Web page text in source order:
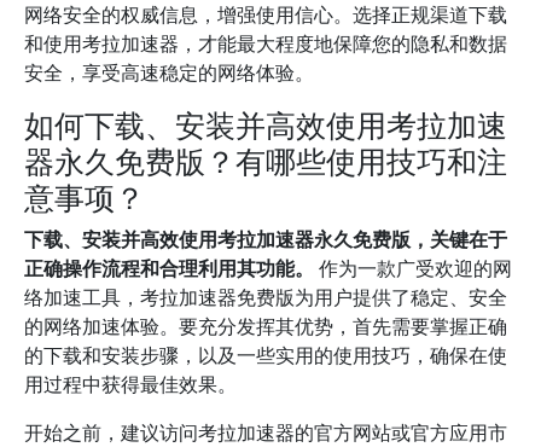
网络安全的权威信息，增强使用信心。选择正规渠道下载
和使用考拉加速器，才能最大程度地保障您的隐私和数据
安全，享受高速稳定的网络体验。
如何下载、安装并高效使用考拉加速
器永久免费版？有哪些使用技巧和注
意事项？
下载、安装并高效使用考拉加速器永久免费版，关键在于
正确操作流程和合理利用其功能。
作为一款广受欢迎的网
络加速工具，考拉加速器免费版为用户提供了稳定、安全
的网络加速体验。要充分发挥其优势，首先需要掌握正确
的下载和安装步骤，以及一些实用的使用技巧，确保在使
用过程中获得最佳效果。
开始之前，建议访问考拉加速器的官方网站或官方应用市